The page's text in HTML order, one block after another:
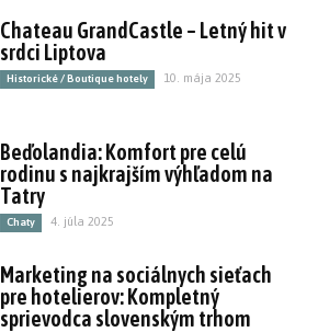
Chateau GrandCastle – Letný hit v
srdci Liptova
Historické / Boutique hotely 10. mája 2025
Beďolandia: Komfort pre celú
rodinu s najkrajším výhľadom na
Tatry
Chaty 4. júla 2025
Marketing na sociálnych sieťach
pre hotelierov: Kompletný
sprievodca slovenským trhom